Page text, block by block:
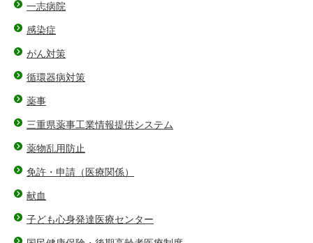
一志病院
感染症
がん対策
循環器病対策
薬事
三重県薬事工業情報提供システム
薬物乱用防止
免許・申請（医療関係）
献血
子ども心身発達医療センター